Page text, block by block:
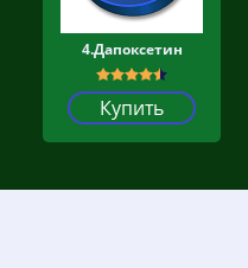
4.Дапоксетин
Купить